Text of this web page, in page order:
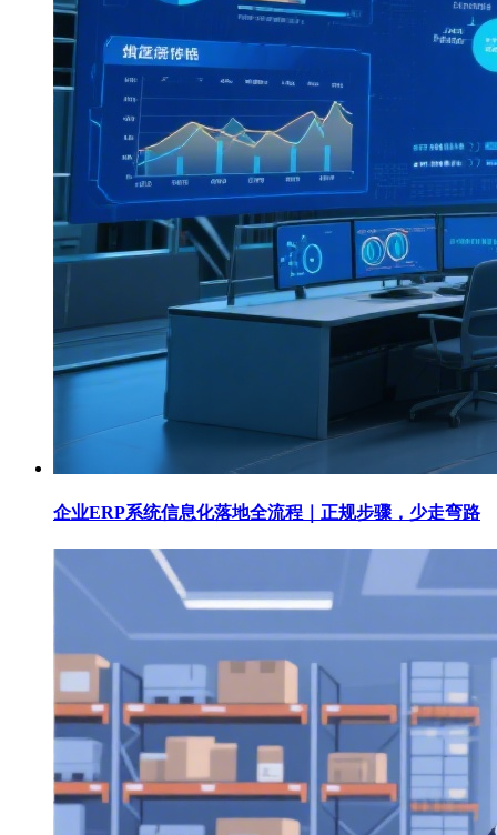
企业ERP系统信息化落地全流程｜正规步骤，少走弯路